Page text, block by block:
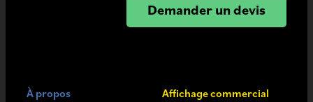
Demander un devis
À propos
Affichage commercial